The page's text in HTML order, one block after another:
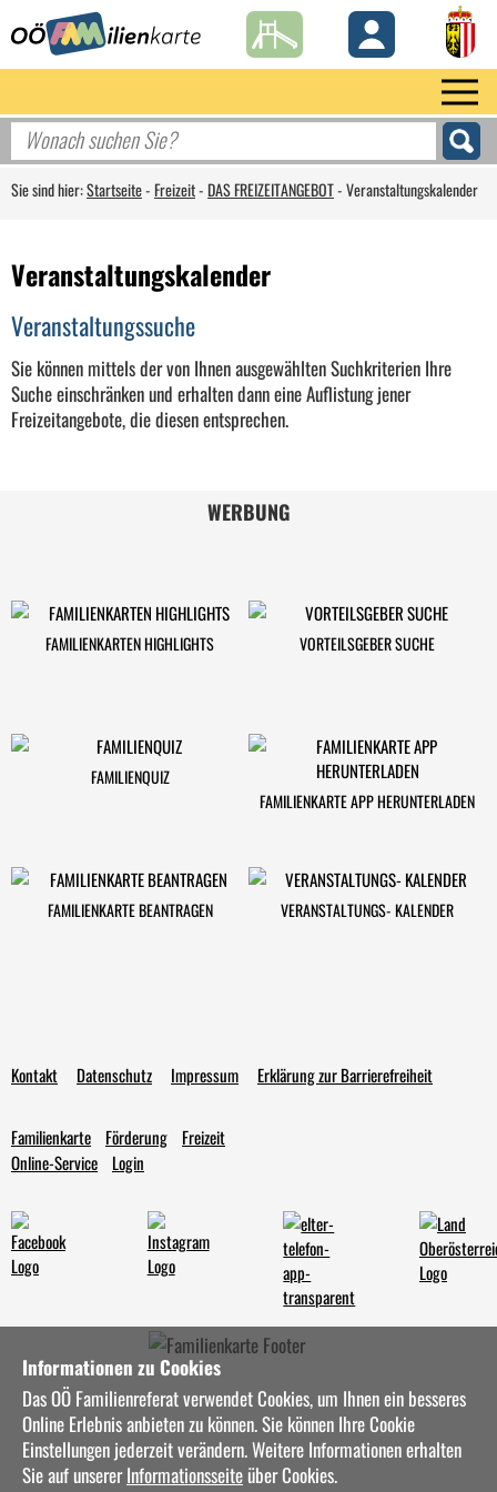
Informationen zu Cookies
Das OÖ Familienreferat verwendet Cookies, um Ihnen ein besseres
Online Erlebnis anbieten zu können. Sie können Ihre Cookie
Einstellungen jederzeit verändern. Weitere Informationen erhalten
Sie auf unsererInformationsseite über Cookies.
Sie sind hier:Startseite-Freizeit-DAS FREIZEITANGEBOT-Veranstaltungskalender
Veranstaltungskalender
Veranstaltungssuche
Sie können mittels der von Ihnen ausgewählten Suchkriterien Ihre
Suche einschränken und erhalten dann eine Auflistung jener
Freizeitangebote, die diesen entsprechen.
WERBUNG
Kontakt Datenschutz Impressum Erklärung zur Barrierefreiheit
Familienkarte Förderung
Freizeit
Online-Service
Login
FAMILIENKARTEN HIGHLIGHTS VORTEILSGEBER SUCHE
FAMILIENQUIZ
FAMILIENKARTE APP HERUNTERLADEN
FAMILIENKARTE BEANTRAGEN VERANSTALTUNGS- KALENDER